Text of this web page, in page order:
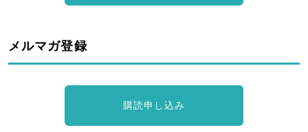
メルマガ登録
購読申し込み